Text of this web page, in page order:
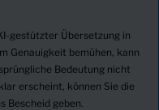
gestützter Übersetzung in
Genauigkeit bemühen, kann
Bedeutung nicht
erscheint, können Sie die
Bescheid geben.